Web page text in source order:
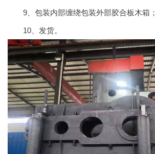
9、包装内部缠绕包装外部胶合板木箱；
10、发货。